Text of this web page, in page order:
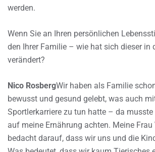
werden.
Wenn Sie an Ihren persönlichen
den Ihrer Familie – wie hat sich dieser in
verändert?
Nico RosbergWir haben als Familie
bewusst und gesund gelebt, was auch
Sportlerkarriere zu tun hatte – da
auf meine Ernährung achten. Meine
bedacht darauf, dass wir uns und die